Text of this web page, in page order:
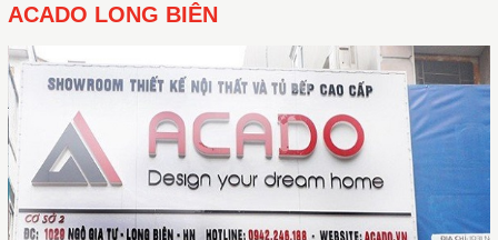
ACADO LONG BIÊN